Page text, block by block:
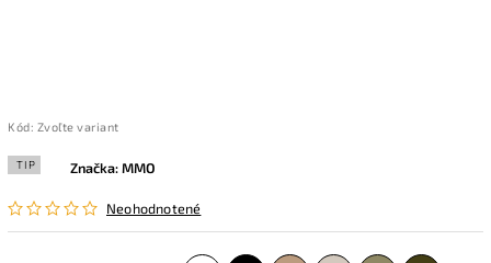
Kód: Zvoľte variant
TIP
Neohodnotené
Značka:MMO